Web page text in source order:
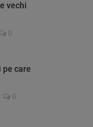
vechi
0
care
0